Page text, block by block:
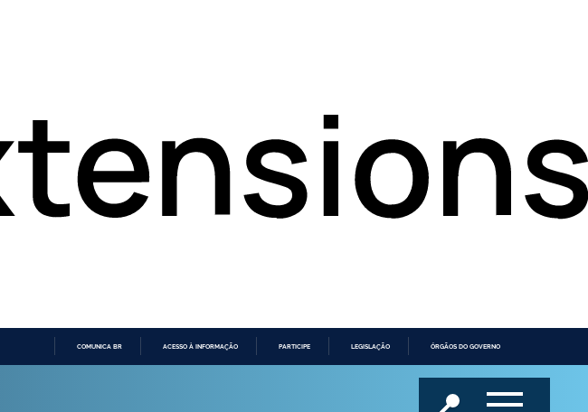
COMUNICA BR ACESSO À INFORMAÇÃO PARTICIPE LEGISLAÇÃO ÓRGÃOS DO GOVERNO